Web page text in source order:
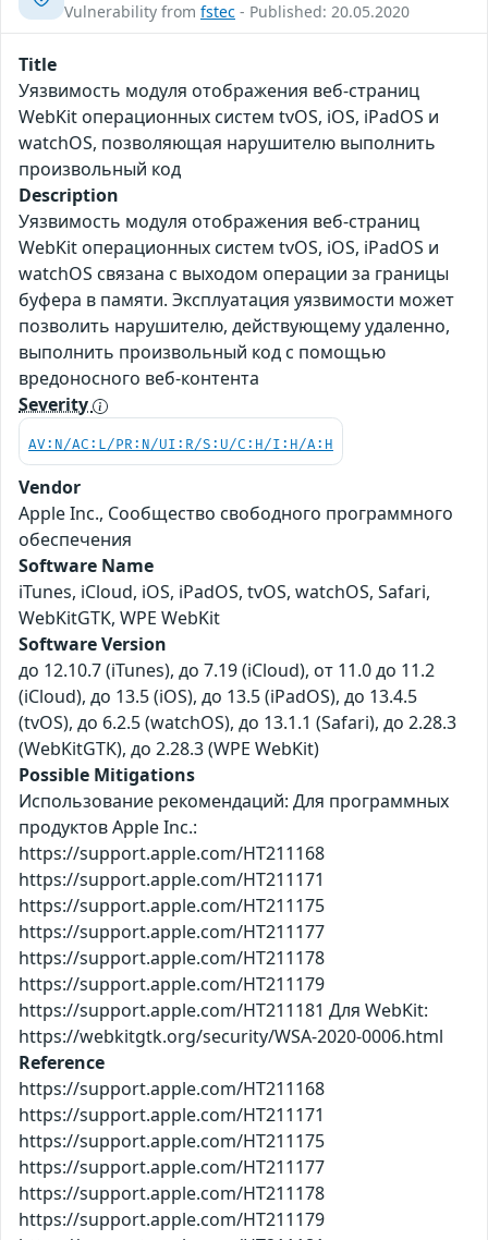
Vulnerability from fstec - Published: 20.05.2020
Title
Уязвимость модуля отображения веб-страниц
WebKit операционных систем tvOS, iOS, iPadOS и
watchOS, позволяющая нарушителю выполнить
произвольный код
Description
Уязвимость модуля отображения веб-страниц
WebKit операционных систем tvOS, iOS, iPadOS и
watchOS связана с выходом операции за границы
буфера в памяти. Эксплуатация уязвимости может
позволить нарушителю, действующему удаленно,
выполнить произвольный код с помощью
вредоносного веб-контента
Severity
AV:N/AC:L/PR:N/UI:R/S:U/C:H/I:H/A:H
Vendor
Apple Inc., Сообщество свободного программного
обеспечения
Software Name
iTunes, iCloud, iOS, iPadOS, tvOS, watchOS, Safari,
WebKitGTK, WPE WebKit
Software Version
до 12.10.7 (iTunes), до 7.19 (iCloud), от 11.0 до 11.2
(iCloud), до 13.5 (iOS), до 13.5 (iPadOS), до 13.4.5
(tvOS), до 6.2.5 (watchOS), до 13.1.1 (Safari), до 2.28.3
(WebKitGTK), до 2.28.3 (WPE WebKit)
Possible Mitigations
Использование рекомендаций: Для программных
продуктов Apple Inc.:
https://support.apple.com/HT211168
https://support.apple.com/HT211171
https://support.apple.com/HT211175
https://support.apple.com/HT211177
https://support.apple.com/HT211178
https://support.apple.com/HT211179
https://support.apple.com/HT211181 Для WebKit:
https://webkitgtk.org/security/WSA-2020-0006.html
Reference
https://support.apple.com/HT211168
https://support.apple.com/HT211171
https://support.apple.com/HT211175
https://support.apple.com/HT211177
https://support.apple.com/HT211178
https://support.apple.com/HT211179